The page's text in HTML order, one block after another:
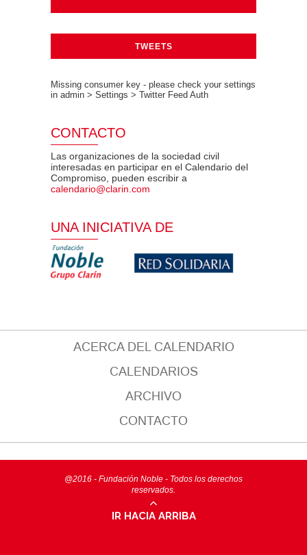
TWEETS
Missing consumer key - please check your settings
in admin > Settings > Twitter Feed Auth
CONTACTO
Las organizaciones de la sociedad civil
interesadas en participar en el Calendario del
Compromiso, pueden escribir a
calendario@clarin.com
UNA INICIATIVA DE
ACERCA DEL CALENDARIO
CALENDARIOS
ARCHIVO
CONTACTO
@2016 - Fundación Noble - Todos los derechos
reservados.
IR HACIA ARRIBA